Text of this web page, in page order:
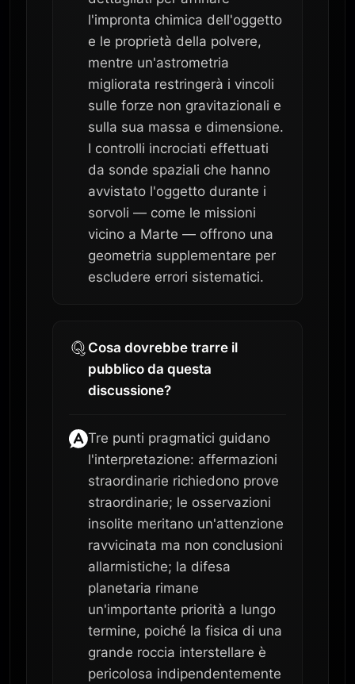
l'impronta chimica dell'oggetto
e le proprietà della polvere,
mentre un'astrometria
migliorata restringerà i vincoli
sulle forze non gravitazionali e
sulla sua massa e dimensione.
I controlli incrociati effettuati
da sonde spaziali che hanno
avvistato l'oggetto durante i
sorvoli — come le missioni
vicino a Marte — offrono una
geometria supplementare per
escludere errori sistematici.
Cosa dovrebbe trarre il
pubblico da questa
discussione?
Tre punti pragmatici guidano
l'interpretazione: affermazioni
straordinarie richiedono prove
straordinarie; le osservazioni
insolite meritano un'attenzione
ravvicinata ma non conclusioni
allarmistiche; la difesa
planetaria rimane
un'importante priorità a lungo
termine, poiché la fisica di una
grande roccia interstellare è
pericolosa indipendentemente